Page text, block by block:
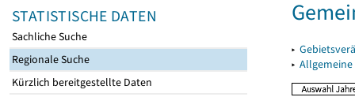
STATISTISCHE DATEN
Sachliche Suche
Regionale Suche
Kürzlich bereitgestellte Daten
▸
▸